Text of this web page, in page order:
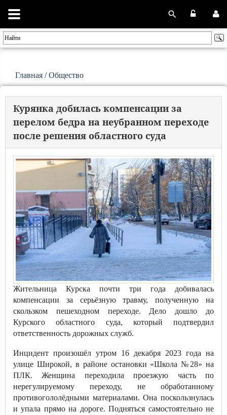
Главная /Общество
Курянка добилась компенсации за
перелом бедра на неубранном переходе
после решения областного суда
Жительница Курска почти три года добивалась
компенсации за серьёзную травму, полученную на
скользком пешеходном переходе. Дело дошло до
Курского областного суда, который подтвердил
ответственность дорожных служб.
Инцидент произошёл утром 16 декабря 2023 года на
улице Широкой, в районе остановки «Школа №28» на
ПЛК. Женщина переходила проезжую часть по
нерегулируемому переходу, не обработанному
противогололёдными материалами. Она поскользнулась
и упала прямо на дороге. Подняться самостоятельно не